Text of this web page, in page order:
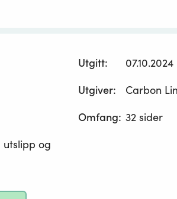
Utgitt:
07.10.2024
Utgiver:
Carbon
Omfang: 32 sider
utslipp og